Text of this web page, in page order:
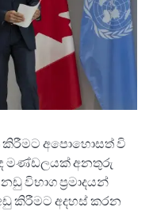
කිරීමට අපොහොසත් වි
මණ්ඩලයක් අනතුරු
විභාග ප්‍රමාදයන්
කිරීමට අදහස් කරන